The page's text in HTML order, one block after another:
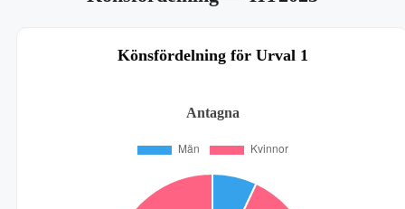
Könsfördelning för Urval 1
Antagna